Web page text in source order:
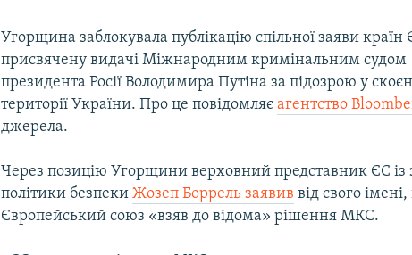
Угорщина заблокувала публікацію спільної заяви країн
присвячену видачі Міжнародним кримінальним
президента Росії Володимира Путіна за підозрою у
території України. Про це повідомляєагентство
джерела.
Через позицію Угорщини верховний представник ЄС із
політики безпекиЖозеп Боррель заявив від свого
Європейський союз «взяв до відома» рішення МКС.